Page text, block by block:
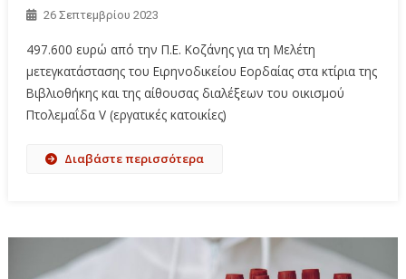
26 Σεπτεμβρίου 2023
497.600 ευρώ από την Π.Ε. Κοζάνης για τη Μελέτη
μετεγκατάστασης του Ειρηνοδικείου Εορδαίας στα κτίρια της
Βιβλιοθήκης και της αίθουσας διαλέξεων του οικισμού
Πτολεμαΐδα V (εργατικές κατοικίες)
Διαβάστε περισσότερα